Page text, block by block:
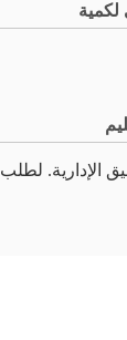
لكمية
الإدارية.